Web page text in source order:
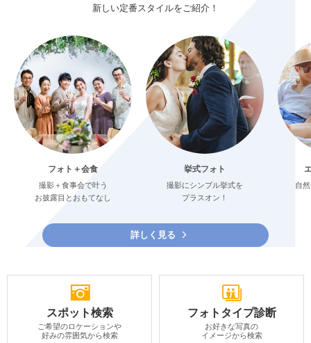
新しい定番スタイルをご紹介！
フォト＋会食
撮影＋食事会で叶う
お披露目とおもてなし
挙式フォト
撮影にシンプル挙式を
プラスオン！
自
詳しく見る
スポット検索
ご希望のロケーションや
好みの雰囲気から検索
フォトタイプ診断
お好きな写真の
イメージから検索